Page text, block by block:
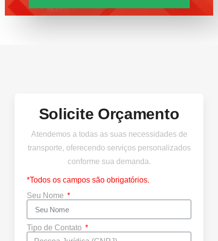
Solicite Orçamento
Atendemos a todas as suas necessidades de
transporte, oferecendo serviços personalizados
conforme sua demanda.
*Todos os campos são obrigatórios.
Seu Nome
Tipo de Contato